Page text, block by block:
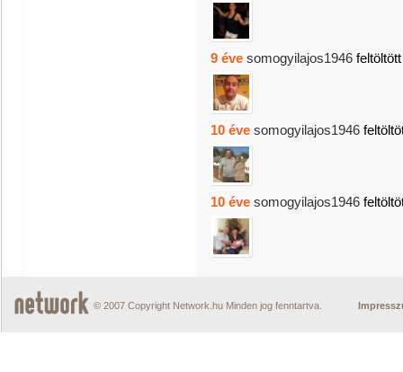
9 éve somogyilajos1946
10 éve somogyilajos1946
10 éve somogyilajos1946
© 2007 Copyright Network.hu Minden jog fenntartva.